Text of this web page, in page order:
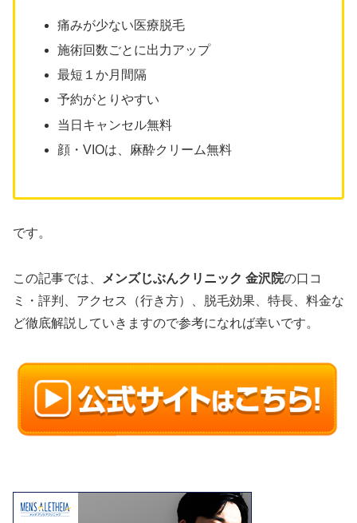
痛みが少ない医療脱毛
施術回数ごとに出力アップ
最短１か月間隔
予約がとりやすい
当日キャンセル無料
顔・VIOは、麻酔クリーム無料
です。
この記事では、 メンズじぶんクリニック 金沢院の口コ
ミ・評判、アクセス（行き方）、脱毛効果、特長、料金な
ど徹底解説していきますので参考になれば幸いです。